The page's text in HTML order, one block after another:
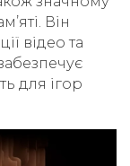
Він
відео та
для ігор